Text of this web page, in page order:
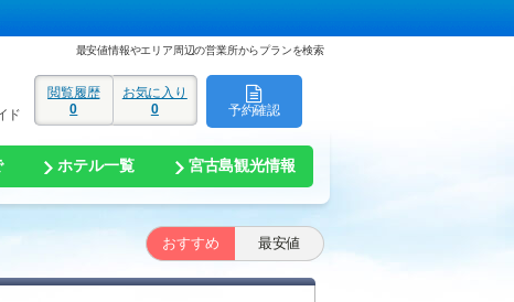
最安値情報やエリア周辺の営業所からプランを検索
予約確認
閲覧履歴
0
お気に入り
0
ド
ホテル一覧 宮古島観光情報
おすすめ 最安値